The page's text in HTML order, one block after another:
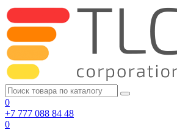
0
+7 777 088 84 48
0